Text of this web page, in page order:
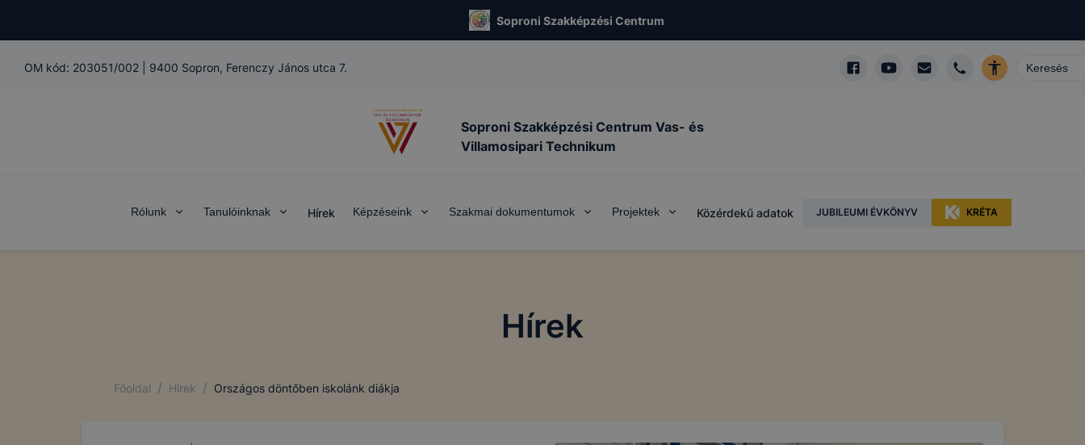
Soproni Szakképzési Centrum
OM kód: 203051/002 9400 Sopron, Ferenczy János utca 7.
Soproni Szakképzési Centrum Vas- és
Villamosipari Technikum
Rólunk Tanulóinknak Hírek Képzéseink Szakmai dokumentumok Projektek Közérdekű adatok JUBILEUMI ÉVKÖNYV KRÉTA
Hírek
Főoldal / Hírek / Országos döntőben iskolánk diákja